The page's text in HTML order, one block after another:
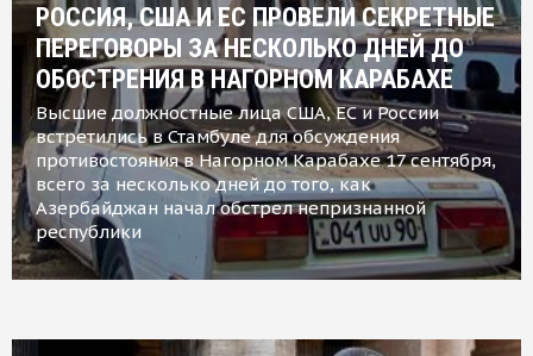
РОССИЯ, США И ЕС ПРОВЕЛИ СЕКРЕТНЫЕ
ПЕРЕГОВОРЫ ЗА НЕСКОЛЬКО ДНЕЙ ДО
ОБОСТРЕНИЯ В НАГОРНОМ КАРАБАХЕ
Высшие должностные лица США, ЕС и России
встретились в Стамбуле для обсуждения
противостояния в Нагорном Карабахе 17 сентября,
всего за несколько дней до того, как
Азербайджан начал обстрел непризнанной
республики